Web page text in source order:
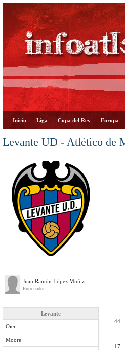
Inicio Liga Copa del Rey Europa
Levante UD - Atlético de
Juan Ramón López Muñiz
Entrenador
Levante
Oier
Moore
44
17